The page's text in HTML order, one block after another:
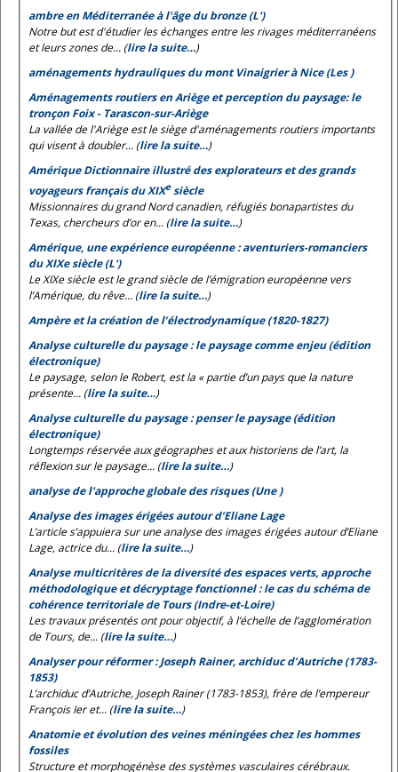
ambre en Méditerranée à l'âge du bronze (L')
Notre but est d'étudier les échanges entre les rivages méditerranéens
et leurs zones de... (lire la suite…)
aménagements hydrauliques du mont Vinaigrier à Nice (Les )
Aménagements routiers en Ariège et perception du paysage: le
tronçon Foix - Tarascon-sur-Ariège
La vallée de l'Ariège est le siège d'aménagements routiers importants
qui visent à doubler... (lire la suite…)
Amérique Dictionnaire illustré des explorateurs et des grands
voyageurs français du XIXesiècle
Missionnaires du grand Nord canadien, réfugiés bonapartistes du
Texas, chercheurs d’or en... (lire la suite…)
Amérique, une expérience européenne : aventuriers-romanciers
du XIXe siècle (L')
Le XIXe siècle est le grand siècle de l’émigration européenne vers
l’Amérique, du rêve... (lire la suite…)
Ampère et la création de l’électrodynamique (1820-1827)
Analyse culturelle du paysage : le paysage comme enjeu (édition
électronique)
Le paysage, selon leRobert, est la « partie d’un pays que la nature
présente... (lire la suite…)
Analyse culturelle du paysage : penser le paysage (édition
électronique)
Longtemps réservée aux géographes et aux historiens de l’art, la
réflexion sur le paysage... (lire la suite…)
analyse de l'approche globale des risques (Une )
Analyse des images érigées autour d’Eliane Lage
L’article s’appuiera sur une analyse des images érigées autour d’Eliane
Lage, actrice du... (lire la suite…)
Analyse multicritères de la diversité des espaces verts, approche
méthodologique et décryptage fonctionnel : le cas du schéma de
cohérence territoriale de Tours (Indre-et-Loire)
Les travaux présentés ont pour objectif, à l’échelle de l’agglomération
de Tours, de... (lire la suite…)
Analyser pour réformer : Joseph Rainer, archiduc d’Autriche (1783-
1853)
L’archiduc d’Autriche, Joseph Rainer (1783-1853), frère de l’empereur
François Ier et... (lire la suite…)
Anatomie et évolution des veines méningées chez les hommes
fossiles
Structure et morphogénèse des systèmes vasculaires cérébraux.